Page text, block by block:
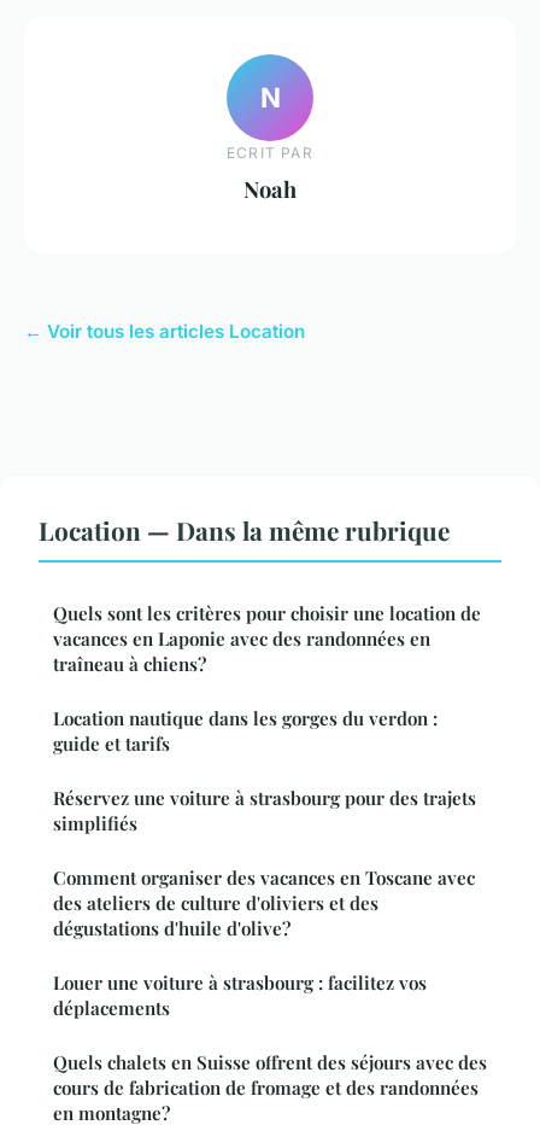
N
ECRIT PAR
Noah
← Voir tous les articles Location
Location — Dans la même rubrique
Quels sont les critères pour choisir une location de
vacances en Laponie avec des randonnées en
traîneau à chiens?
Location nautique dans les gorges du verdon :
guide et tarifs
Réservez une voiture à strasbourg pour des trajets
simplifiés
Comment organiser des vacances en Toscane avec
des ateliers de culture d'oliviers et des
dégustations d'huile d'olive?
Louer une voiture à strasbourg : facilitez vos
déplacements
Quels chalets en Suisse offrent des séjours avec des
cours de fabrication de fromage et des randonnées
en montagne?